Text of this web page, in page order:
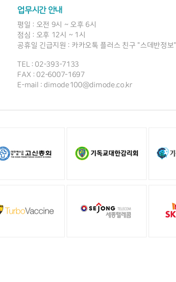
업무시간 안내
평일 : 오전 9시 ~ 오후 6시
점심 : 오후 12시 ~ 1시
공휴일 긴급지원 : 카카오톡 플러스 친구 "스데반정보"
TEL : 02-393-7133
FAX : 02-6007-1697
E-mail : dimode100@dimode.co.kr